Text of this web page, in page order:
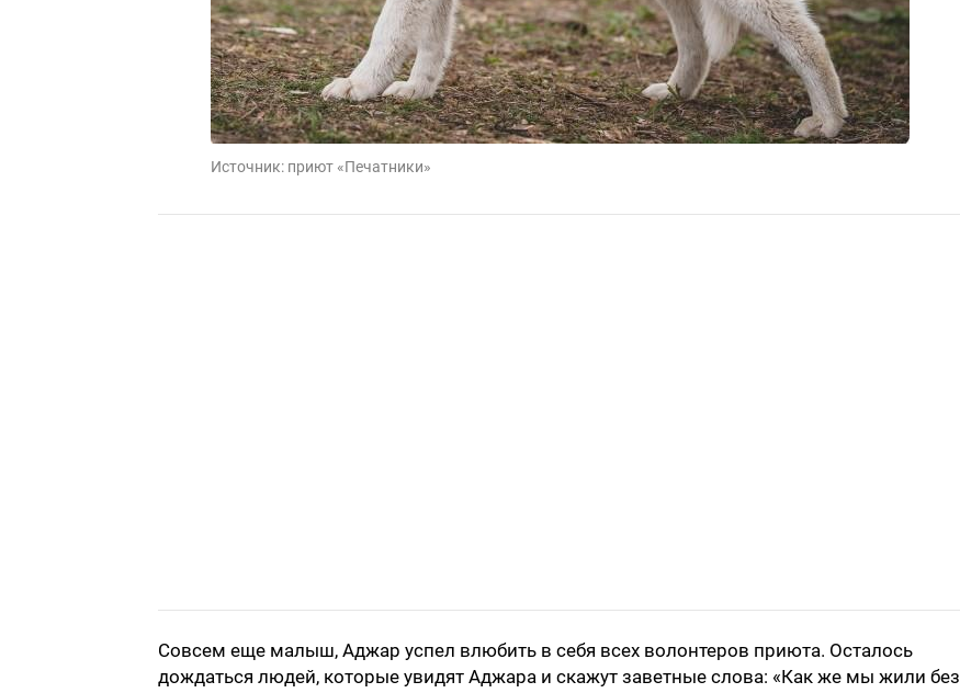
Источник: приют «Печатники»
Совсем еще малыш, Аджар успел влюбить в себя всех волонтеров приюта. Осталось
дождаться людей, которые увидят Аджара и скажут заветные слова: «Как же мы жили без